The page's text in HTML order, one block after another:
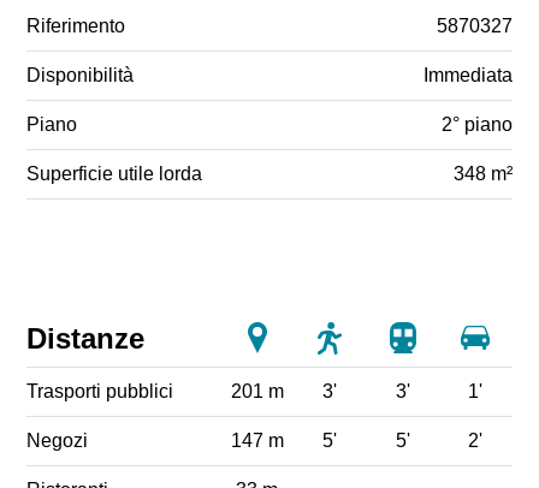
Distanze
Trasporti pubblici 201 m 3' 3' 1'
Negozi 147 m 5' 5' 2'
Riferimento 5870327
Disponibilità Immediata
Piano 2° piano
Superficie utile lorda 348 m²